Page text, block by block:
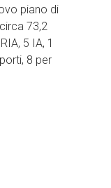
piano di
73,2
5 IA, 1
8 per